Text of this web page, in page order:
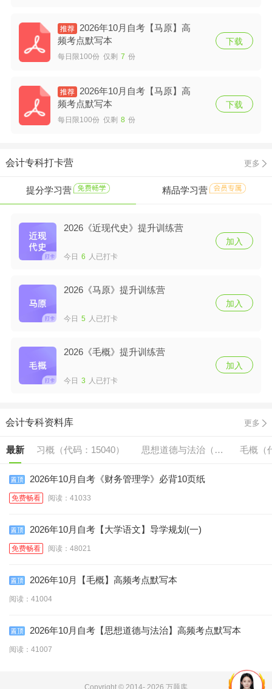
2026年10月自考【马原】高
频考点默写本
每日限100份 仅剩 7 份
下载
2026年10月自考【马原】高
频考点默写本
每日限100份 仅剩 8 份
下载
会计专科打卡营 更多
提分学习营 精品学习营
2026《近现代史》提升训练营
今日 6 人已打卡
加入
2026《马原》提升训练营
今日 5 人已打卡
加入
2026《毛概》提升训练营
今日 3 人已打卡
加入
会计专科资料库 更多
最新 习概（代码：15040） 思想道德与法治（代
码:15042）
毛概（
2026年10月自考《财务管理学》必背10页纸
免费畅看 阅读：41033
2026年10月自考【大学语文】导学规划(一)
免费畅看 阅读：48021
2026年10月【毛概】高频考点默写本
阅读：41004
2026年10月自考【思想道德与法治】高频考点默写本
阅读：41007